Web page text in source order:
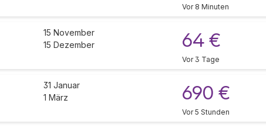
Vor 8 Minuten
15 November
15 Dezember
64 €
Vor 3 Tage
31 Januar
1 März
690 €
Vor 5 Stunden